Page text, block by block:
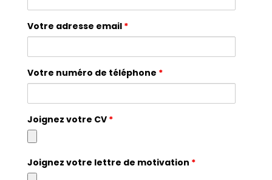
Votre adresse email *
Votre numéro de téléphone *
Joignez votre CV *
Joignez votre lettre de motivation *